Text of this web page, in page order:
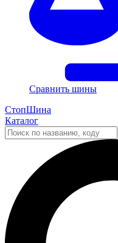
Сравнить шины
СтопШина
Каталог